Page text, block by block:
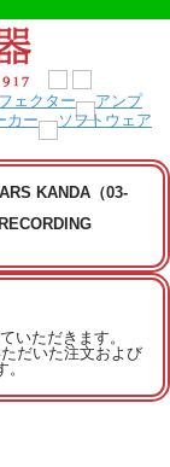
KANDA（03-
いただきます。
だいた注文および